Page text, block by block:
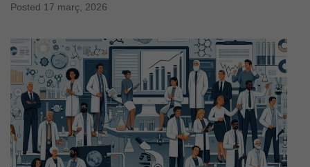
Posted 17 març, 2026